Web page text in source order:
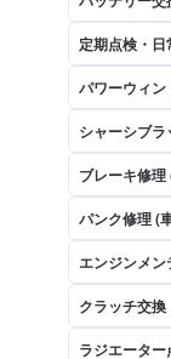
定期点検・
パワーウィン
シャーシブ
ブレーキ修
パンク修理 (
エンジンメ
クラッチ交換
ラジエータ